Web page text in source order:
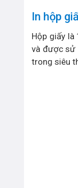
In hộp
Hộp giấy là
và được sử
trong siêu